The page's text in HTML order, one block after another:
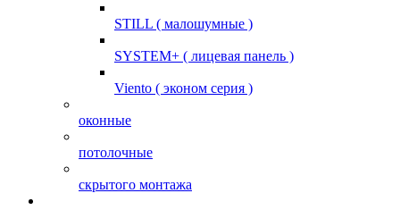
STILL ( малошумные )
SYSTEM+ ( лицевая панель )
Viento ( эконом серия )
оконные
потолочные
скрытого монтажа